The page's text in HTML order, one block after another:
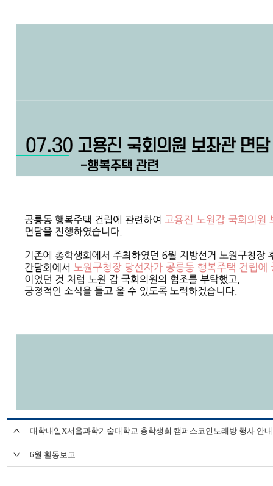
대학내일X서울과학기술대학교 총학생회 캠퍼스코인노래방 행사 안내
6월 활동보고